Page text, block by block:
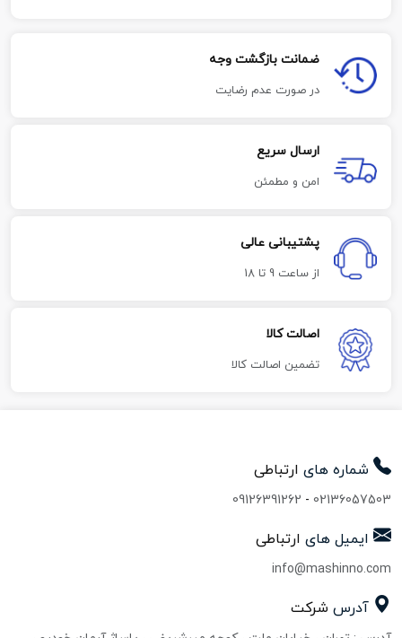
ضمانت بازگشت وجه
در صورت عدم رضایت
ارسال سریع
امن و مطمئن
پشتیبانی عالی
از ساعت 9 تا 18
اصالت کالا
تضمین اصالت کالا
شماره های ارتباطی
02136057503
-
09126391262
ایمیل های ارتباطی
info@mashinno.com
آدرس شرکت